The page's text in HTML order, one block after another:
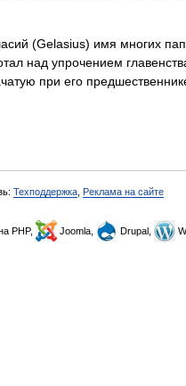
(Gelasius) имя многих
над упрочением
при его
Техподдержка Реклама на сайте
PHP, Joomla, Drupal,